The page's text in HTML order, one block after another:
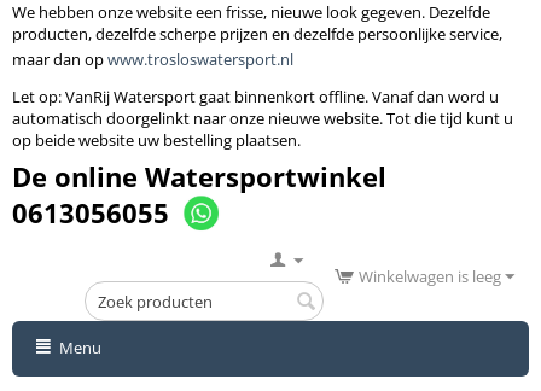
We hebben onze website een frisse, nieuwe look gegeven. Dezelfde
producten, dezelfde scherpe prijzen en dezelfde persoonlijke service,
maar dan opwww.trosloswatersport.nl
Let op: VanRij Watersport gaat binnenkortoffline. Vanaf dan word u
automatisch doorgelinkt naar onze nieuwe website. Tot die tijd kunt u
op beide website uw bestelling plaatsen.
De online Watersportwinkel
0613056055
Winkelwagen is leeg
Menu